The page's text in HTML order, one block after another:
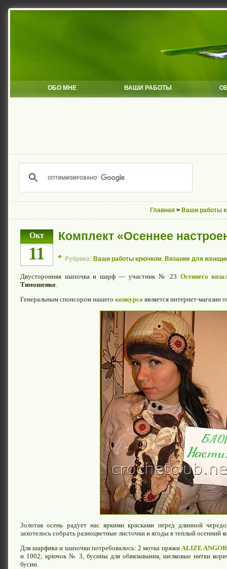
ОБО МНЕ ВАШИ РАБОТЫ
Главная > Ваши работы
Окт
11
Комплект «Осеннее
Рубрика: Ваши работы крючком, Вязание для
Двусторонняя шапочка и шарф — участник № 23 Осеннего
Тимошенко.
Генеральным спонсором нашего конкурса является интернет-магазин
Золотая осень радует нас яркими красками перед длинной
захотелось собрать разноцветные листочки и ягоды в теплый осенний
Для шарфика и шапочки потребовалось: 2 мотка пряжи ALIZE
и 1902; крючок № 3, бусины для обвязывания, шелковые нитки
бусин.